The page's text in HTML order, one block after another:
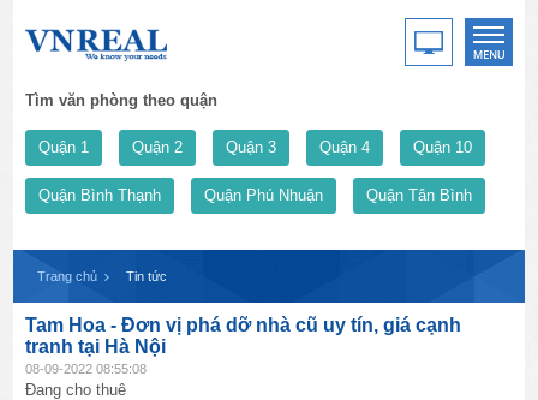
Tìm văn phòng theo quận
Quận 1 Quận 2 Quận 3 Quận 4 Quận 10
Quận Bình Thạnh Quận Phú Nhuận Quận Tân Bình
Trang chủ Tin tức
Tam Hoa - Đơn vị phá dỡ nhà cũ uy tín, giá cạnh
tranh tại Hà Nội
08-09-2022 08:55:08
Đang cho thuê